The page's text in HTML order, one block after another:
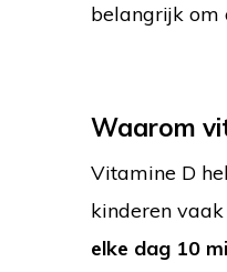
belangrijk om
Waarom
Vitamine D
kinderen
elke dag 10